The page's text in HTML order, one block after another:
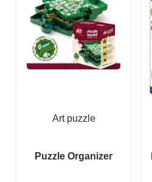
Art puzzle
Puzzle Organizer